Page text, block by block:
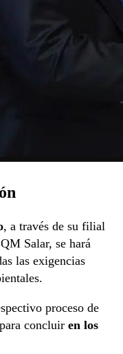
, a través de su filial
Salar, se hará
las exigencias
proceso de
concluir en los